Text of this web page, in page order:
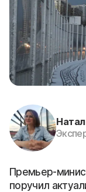
Премьер-
поручил